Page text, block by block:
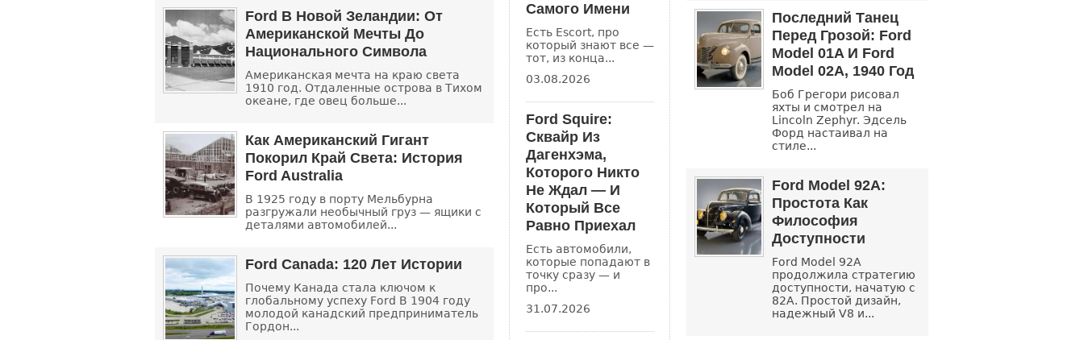
Ford В Новой Зеландии: От
Американской Мечты До
Национального Символа
Американская мечта на краю света
1910 год. Отдаленные острова в Тихом
океане, где овец больше...
Как Американский Гигант
Покорил Край Света: История
Ford Australia
В 1925 году в порту Мельбурна
разгружали необычный груз — ящики с
деталями автомобилей...
Ford Canada: 120 Лет Истории
Почему Канада стала ключом к
глобальному успеху Ford В 1904 году
молодой канадский предприниматель
Гордон...
Самого Имени
Есть Escort, про
который знают все —
тот, из конца...
03.08.2026
Ford Squire:
Сквайр Из
Дагенхэма,
Которого Никто
Не Ждал — И
Который Все
Равно Приехал
Есть автомобили,
которые попадают в
точку сразу — и
про...
31.07.2026
Последний Танец
Перед Грозой: Ford
Model 01A И Ford
Model 02A, 1940 Год
Боб Грегори рисовал
яхты и смотрел на
Lincoln Zephyr. Эдсель
Форд настаивал на
стиле...
Ford Model 92A:
Простота Как
Философия
Доступности
Ford Model 92A
продолжила стратегию
доступности, начатую с
82A. Простой дизайн,
надежный V8 и...